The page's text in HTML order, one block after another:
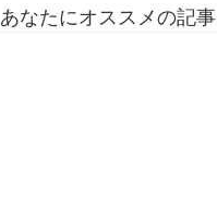
あなたにオススメの記事